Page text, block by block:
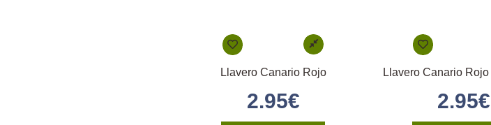
Llavero Canario Rojo
2.95€ 2.95€